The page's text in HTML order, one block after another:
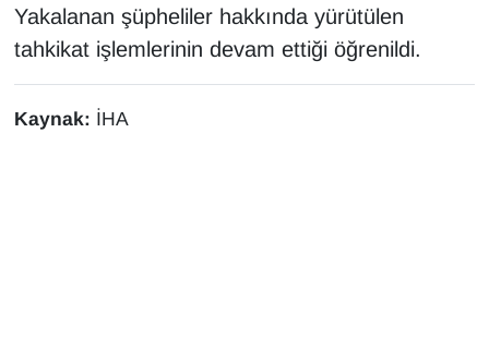
Yakalanan şüpheliler hakkında yürütülen
tahkikat işlemlerinin devam ettiği öğrenildi.
Kaynak: İHA
TEBRİK
TEKNOLOJİ